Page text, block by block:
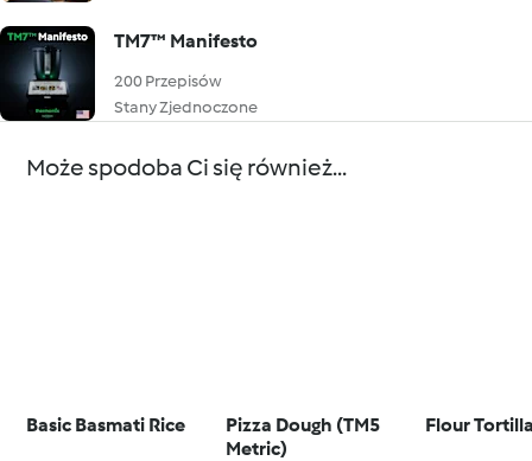
TM7™ Manifesto
200 Przepisów
Stany Zjednoczone
Może spodoba Ci się również...
Basic Basmati Rice
Pizza Dough (TM5
Metric)
Flour